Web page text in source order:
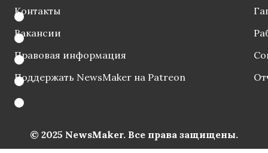
Контакты
Вакансии
Правовая информация
Поддержать NewsMaker на Patreon
© 2025 NewsMaker. Все права защищены.